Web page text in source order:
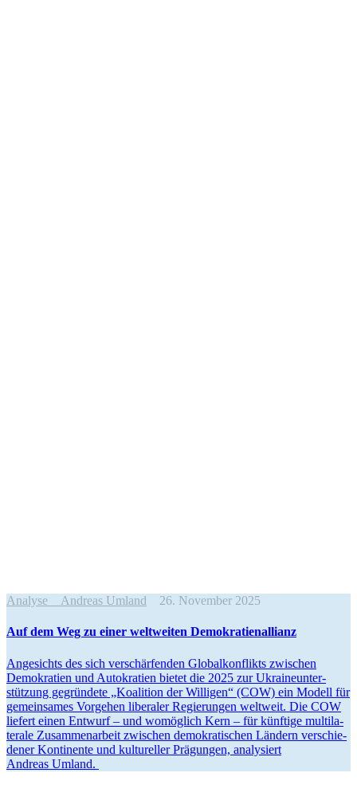
Analyse Andreas Umland 26. November 2025
Auf dem Weg zu einer weltweiten Demokratienallianz
Angesichts des sich verschär­fenden Global­kon­flikts zwischen
Demokratien und Autokratien bietet die 2025 zur Ukrai­ne­un­ter­
stützung gegründete „Koalition der Willigen“ (COW) ein Modell für
gemein­sames Vorgehen liberaler Regie­rungen weltweit. Die COW
liefert einen Entwurf – und womöglich Kern – für künftige multi­la­
terale Zusam­men­arbeit zwischen demokra­ti­schen Ländern verschie­
dener Konti­nente und kultu­reller Prägungen, analy­siert
Andreas Umland.